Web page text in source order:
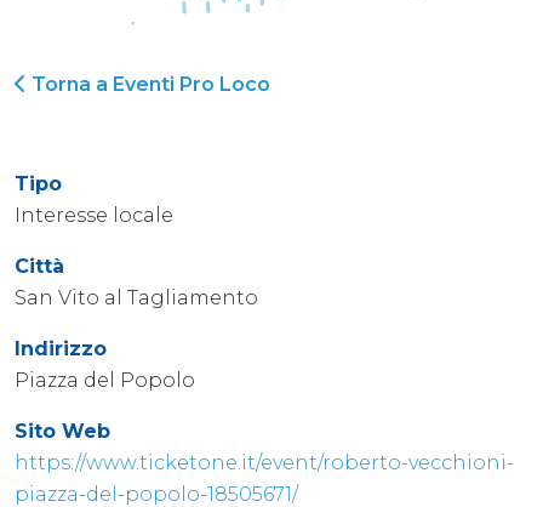
Torna a Eventi Pro Loco
Tipo
Interesse locale
Città
San Vito al Tagliamento
Indirizzo
Piazza del Popolo
Sito Web
https://www.ticketone.it/event/roberto-vecchioni-
piazza-del-popolo-18505671/